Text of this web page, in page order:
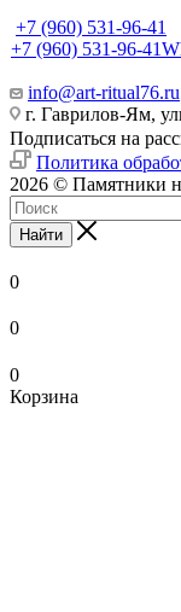
+7 (960) 531-96-41
+7 (960) 531-96-41
info@art-ritual76.ru
г. Гаврилов-Ям,
Подписаться на
Политика
2026 © Памятники
Найти
0
0
0
Корзина